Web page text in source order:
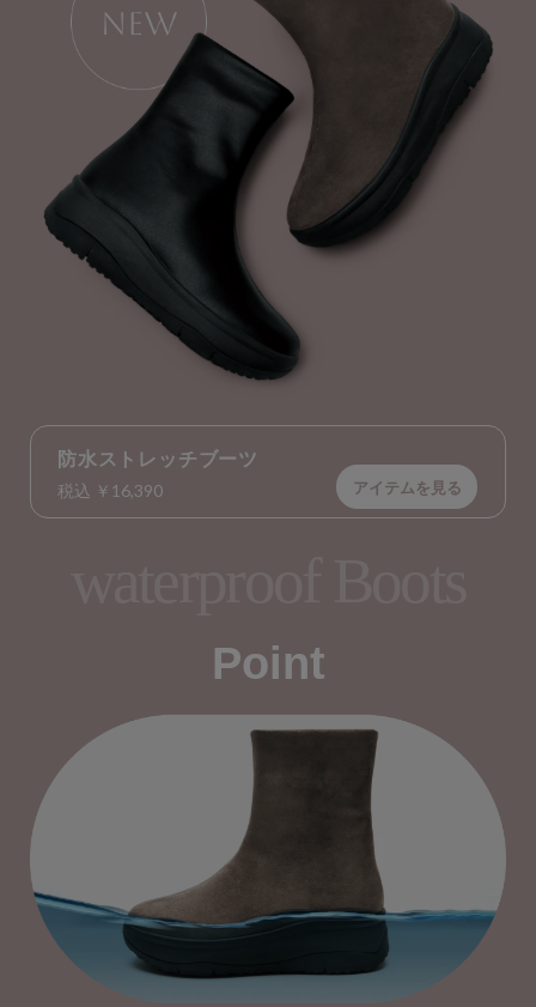
防水ストレッチブーツ
税込 ￥16,390 アイテムを見る
Point